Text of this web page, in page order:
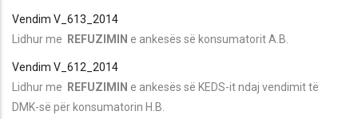
Vendim V_613_2014
Lidhur me REFUZIMIN e ankesës së konsumatorit A.B.
Vendim V_612_2014
Lidhur me REFUZIMIN e ankesës së KEDS-it ndaj vendimit të
DMK-së për konsumatorin H.B.